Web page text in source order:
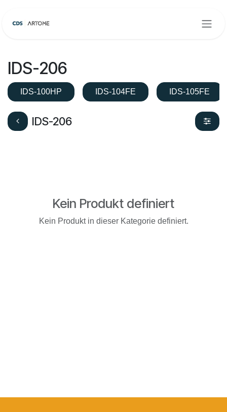
IDS-206
IDS-100HP IDS-104FE IDS-105FE
IDS-206
Kein Produkt definiert
Kein Produkt in dieser Kategorie definiert.